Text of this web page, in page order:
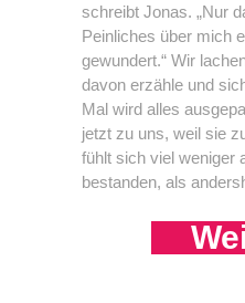
schreibt Jonas. „Nur
Peinliches über mich
gewundert.“ Wir
davon erzähle und
Mal wird alles
jetzt zu uns, weil sie
fühlt sich viel weniger
bestanden, als